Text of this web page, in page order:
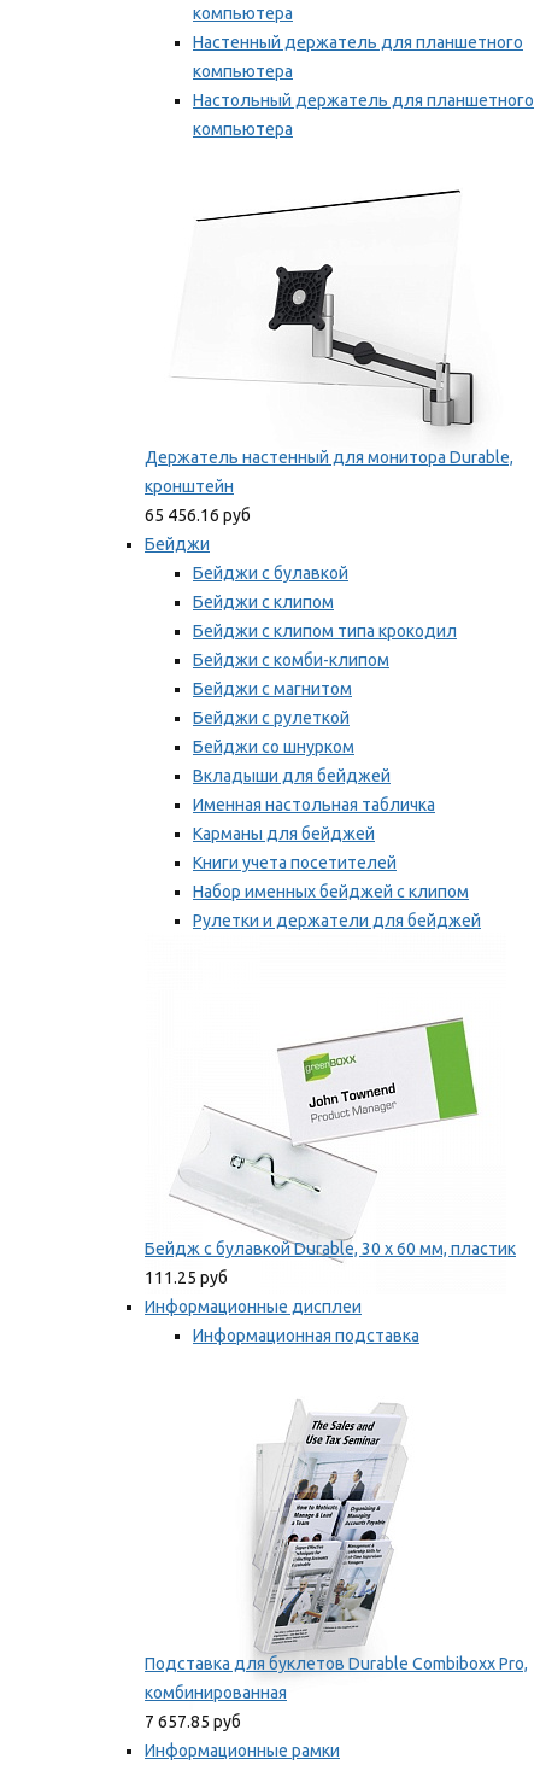
компьютера
Настенный держатель для планшетного
компьютера
Настольный держатель для планшетного
компьютера
Держатель настенный для монитора Durable,
кронштейн
65 456.16 руб
Бейджи
Бейджи с булавкой
Бейджи с клипом
Бейджи с клипом типа крокодил
Бейджи с комби-клипом
Бейджи с магнитом
Бейджи с рулеткой
Бейджи со шнурком
Вкладыши для бейджей
Именная настольная табличка
Карманы для бейджей
Книги учета посетителей
Набор именных бейджей с клипом
Рулетки и держатели для бейджей
Бейдж с булавкой Durable, 30 х 60 мм, пластик
111.25 руб
Информационные дисплеи
Информационная подставка
Подставка для буклетов Durable Combiboxx Pro,
комбинированная
7 657.85 руб
Информационные рамки